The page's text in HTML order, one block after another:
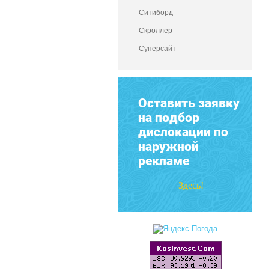
Ситиборд
Скроллер
Суперсайт
Оставить заявку
на подбор
дислокации по
наружной
рекламе
Здесь!